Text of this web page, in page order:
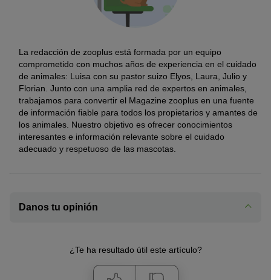
La redacción de zooplus está formada por un equipo
comprometido con muchos años de experiencia en el cuidado
de animales: Luisa con su pastor suizo Elyos, Laura, Julio y
Florian. Junto con una amplia red de expertos en animales,
trabajamos para convertir el Magazine zooplus en una fuente
de información fiable para todos los propietarios y amantes de
los animales. Nuestro objetivo es ofrecer conocimientos
interesantes e información relevante sobre el cuidado
adecuado y respetuoso de las mascotas.
Danos tu opinión
¿Te ha resultado útil este artículo?